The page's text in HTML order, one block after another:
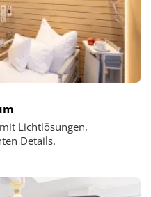
Lichtlösungen,
Details.